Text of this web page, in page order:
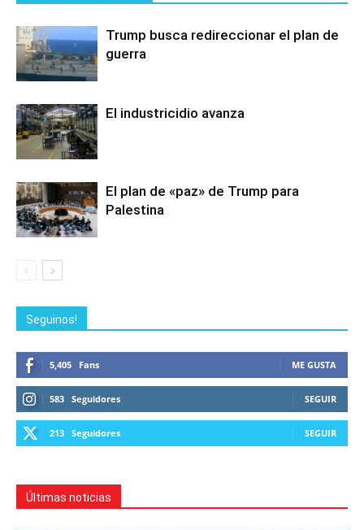
Trump busca redireccionar el plan de
guerra
El industricidio avanza
El plan de «paz» de Trump para
Palestina
Seguinos!
5,405 Fans ME GUSTA
583 Seguidores SEGUIR
213 Seguidores SEGUIR
Últimas noticias